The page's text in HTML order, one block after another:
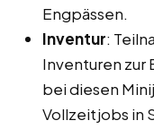
Engpässen.
Inventur:
Inventuren zur
bei diesen
Vollzeitjobs in